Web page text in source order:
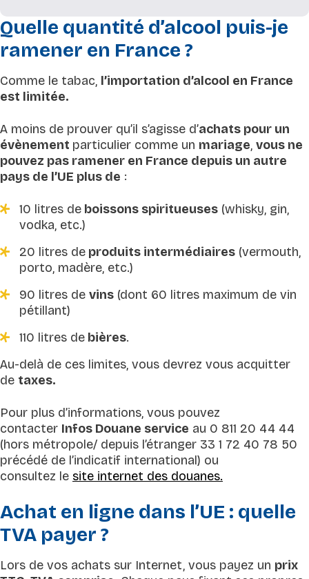
Quelle quantité d’alcool puis-je
ramener en France ?
Comme le tabac, l’importation d’alcool en France
est limitée.
A moins de prouver qu’il s’agisse d’achats pour un
évènement particulier comme un mariage, vous ne
pouvez pas ramener en France depuis un autre
pays de l’UE plus de :
10 litres de boissons spiritueuses (whisky, gin,
vodka, etc.)
20 litres de produits intermédiaires (vermouth,
porto, madère, etc.)
90 litres de vins (dont 60 litres maximum de vin
pétillant)
110 litres de bières.
Au-delà de ces limites, vous devrez vous acquitter
de taxes.
Pour plus d’informations, vous pouvez
contacter Infos Douane service au 0 811 20 44 44
(hors métropole/ depuis l’étranger 33 1 72 40 78 50
précédé de l’indicatif international) ou
consultez le site internet des douanes.
Achat en ligne dans l’UE : quelle
TVA payer ?
Lors de vos achats sur Internet, vous payez un prix